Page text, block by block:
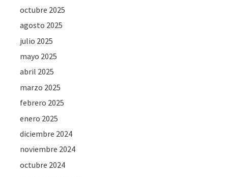
octubre 2025
agosto 2025
julio 2025
mayo 2025
abril 2025
marzo 2025
febrero 2025
enero 2025
diciembre 2024
noviembre 2024
octubre 2024